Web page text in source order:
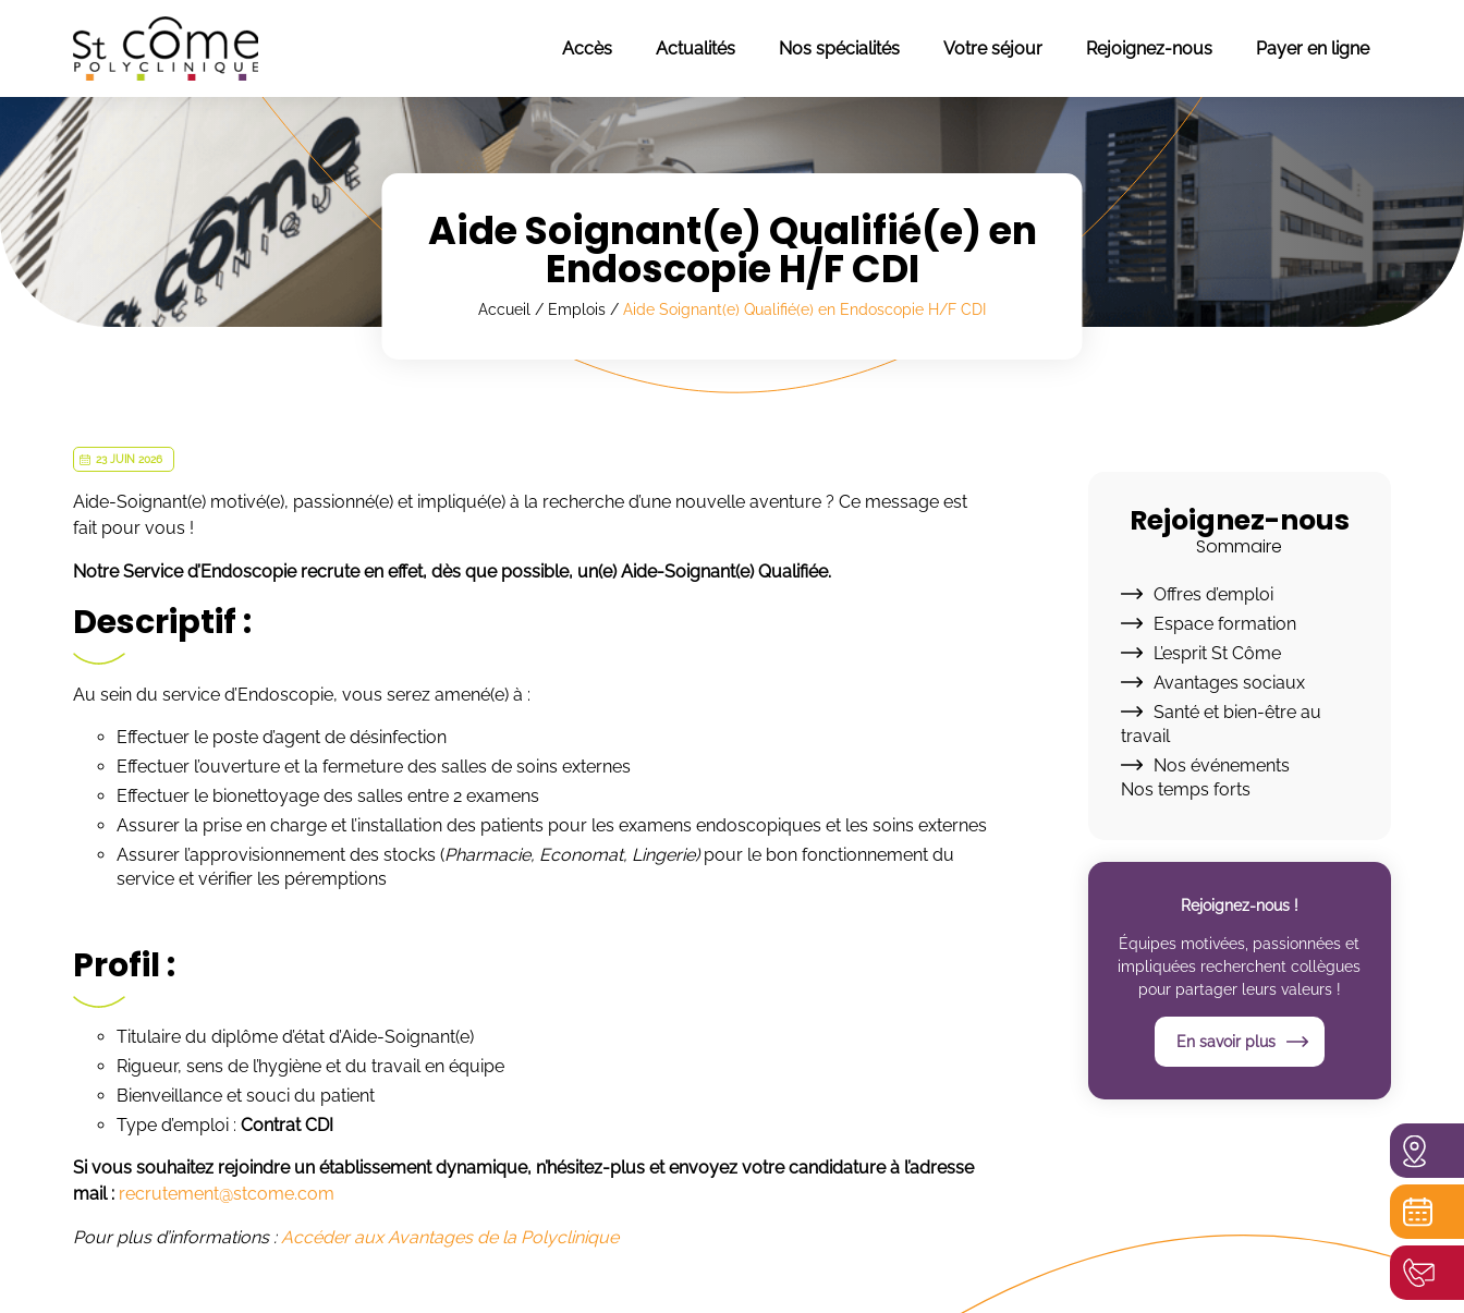
Accès Actualités Nos spécialités Votre séjour Rejoignez-nous Payer en ligne
Aide Soignant(e) Qualifié(e) en
Endoscopie H/F CDI
Accueil / Emplois / Aide Soignant(e) Qualifié(e) en Endoscopie H/F CDI
23 JUIN 2026
Aide-Soignant(e) motivé(e), passionné(e) et impliqué(e) à la recherche d’une nouvelle aventure ? Ce message est
fait pour vous !
Notre Service d’Endoscopie recrute en effet, dès que possible, un(e) Aide-Soignant(e) Qualifiée.
Descriptif :
Au sein du service d’Endoscopie, vous serez amené(e) à :
Effectuer le poste d’agent de désinfection
Effectuer l’ouverture et la fermeture des salles de soins externes
Effectuer le bionettoyage des salles entre 2 examens
Assurer la prise en charge et l’installation des patients pour les examens endoscopiques et les soins externes
Assurer l’approvisionnement des stocks (Pharmacie, Economat, Lingerie)pour le bon fonctionnement du
service et vérifier les péremptions
Profil :
Titulaire du diplôme d’état d’Aide-Soignant(e)
Rigueur, sens de l’hygiène et du travail en équipe
Bienveillance et souci du patient
Type d’emploi :Contrat CDI
Si vous souhaitez rejoindre un établissement dynamique, n’hésitez-plus et envoyez votre candidature à l’adresse
mail : recrutement@stcome.com
Pour plus d’informations :Accéder aux Avantages de la Polyclinique
Rejoignez-nous
Sommaire
Offres d’emploi
Espace formation
L’esprit St Côme
Avantages sociaux
Santé et bien-être au
travail
Nos événements
Nos temps forts
Rejoignez-nous !
Équipes motivées, passionnées et
impliquées recherchent collègues
pour partager leurs valeurs !
En savoir plus